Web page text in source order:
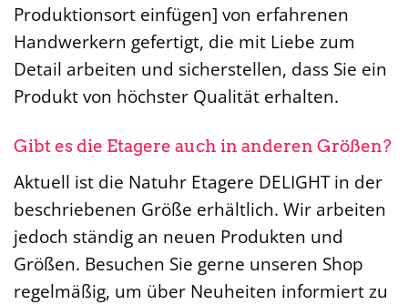
Produktionsort einfügen] von erfahrenen
Handwerkern gefertigt, die mit Liebe zum
Detail arbeiten und sicherstellen, dass Sie ein
Produkt von höchster Qualität erhalten.
Gibt es die Etagere auch in anderen Größen?
Aktuell ist die Natuhr Etagere DELIGHT in der
beschriebenen Größe erhältlich. Wir arbeiten
jedoch ständig an neuen Produkten und
Größen. Besuchen Sie gerne unseren Shop
regelmäßig, um über Neuheiten informiert zu